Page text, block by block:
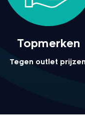
Topmerken
Tegen outlet